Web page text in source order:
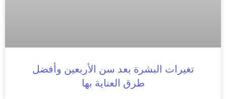
تغيرات البشرة بعد سن الأربعين وأفضل
طرق العناية بها